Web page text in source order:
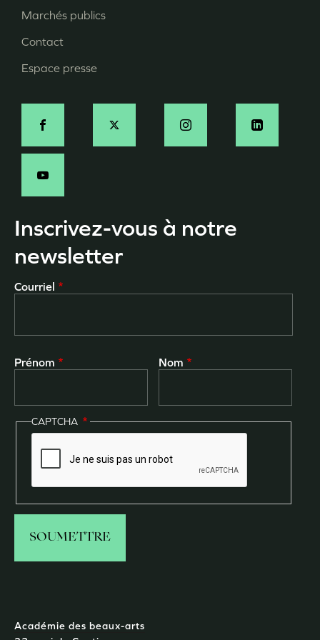
page
Marchés publics
Contact
Espace presse
Social
Inscrivez-vous à notre
newsletter
Courriel
Prénom Nom
CAPTCHA
Académie des beaux-arts